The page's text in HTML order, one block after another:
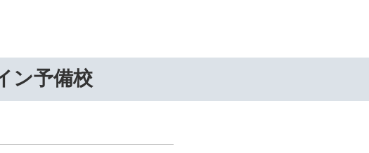
ン予備校